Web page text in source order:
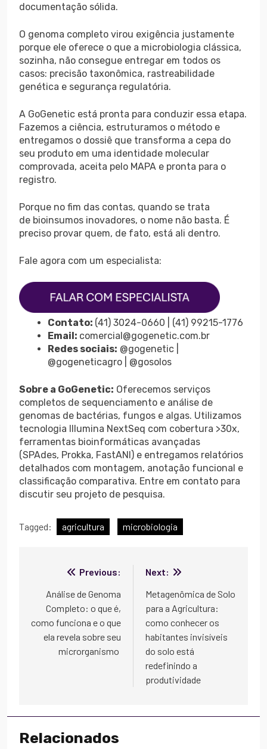
documentação sólida.
O genoma completo virou exigência justamente
porque ele oferece o que a microbiologia clássica,
sozinha, não consegue entregar em todos os
casos: precisão taxonômica, rastreabilidade
genética e segurança regulatória.
A GoGenetic está pronta para conduzir essa etapa.
Fazemos a ciência, estruturamos o método e
entregamos o dossiê que transforma a cepa do
seu produto em uma identidade molecular
comprovada, aceita pelo MAPA e pronta para o
registro.
Porque no fim das contas, quando se trata
de bioinsumos inovadores, o nome não basta. É
preciso provar quem, de fato, está ali dentro.
Fale agora com um especialista:
Contato: (41) 3024-0660 | (41) 99215-1776
Email: comercial@gogenetic.com.br
Redes sociais: @gogenetic |
@gogeneticagro | @gosolos
Sobre a GoGenetic: Oferecemos serviços
completos de sequenciamento e análise de
genomas de bactérias, fungos e algas. Utilizamos
tecnologia Illumina NextSeq com cobertura >30x,
ferramentas bioinformáticas avançadas
(SPAdes, Prokka, FastANI) e entregamos relatórios
detalhados com montagem, anotação funcional e
classificação comparativa. Entre em contato para
discutir seu projeto de pesquisa.
Tagged: agricultura microbiologia
Navegação
de
Post
Previous:
Análise de Genoma
Completo: o que é,
como funciona e o que
ela revela sobre seu
microrganismo
Next:
Metagenômica de Solo
para a Agricultura:
como conhecer os
habitantes invisíveis
do solo está
redefinindo a
produtividade
Relacionados